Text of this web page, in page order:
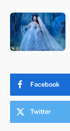
Facebook
Twitter